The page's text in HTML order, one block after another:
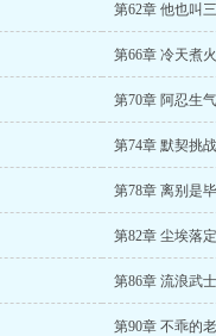
第62章 他也叫
第66章 冷天煮
第70章 阿忍生
第74章 默契挑
第78章 离别是
第82章 尘埃落定
第86章 流浪武士
第90章 不乖的